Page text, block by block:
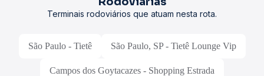
Terminais rodoviários que atuam nesta rota.
São Paulo - Tietê São Paulo, SP - Tietê Lounge Vip
Campos dos Goytacazes - Shopping Estrada